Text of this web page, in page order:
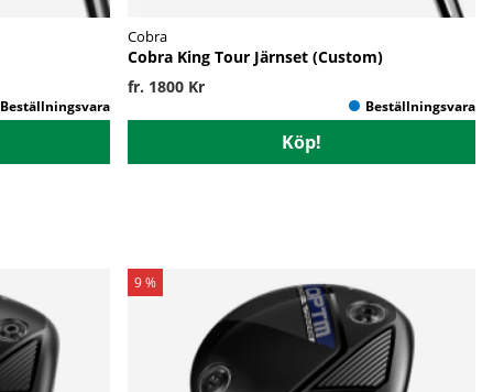
Cobra
Cobra King Tour Järnset (Custom)
fr. 1800 Kr
Köp!
9 %